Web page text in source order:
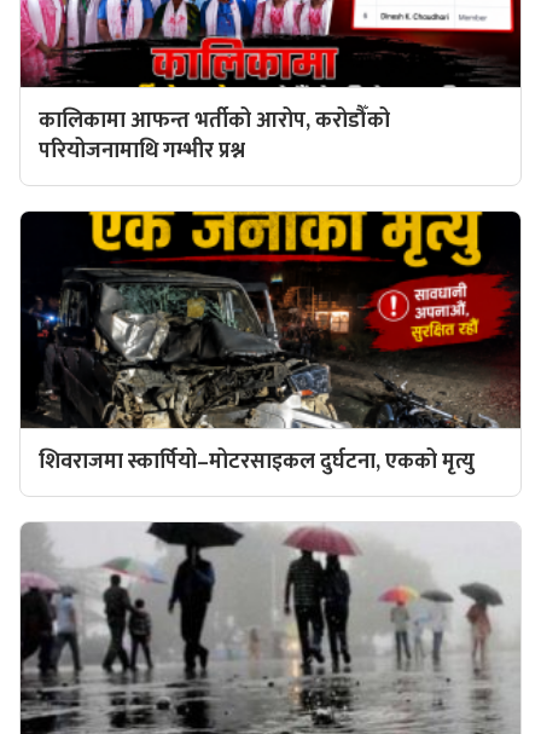
कालिकामा आफन्त भर्तीको आरोप, करोडौँको
परियोजनामाथि गम्भीर प्रश्न
शिवराजमा स्कार्पियो–मोटरसाइकल दुर्घटना, एकको मृत्यु